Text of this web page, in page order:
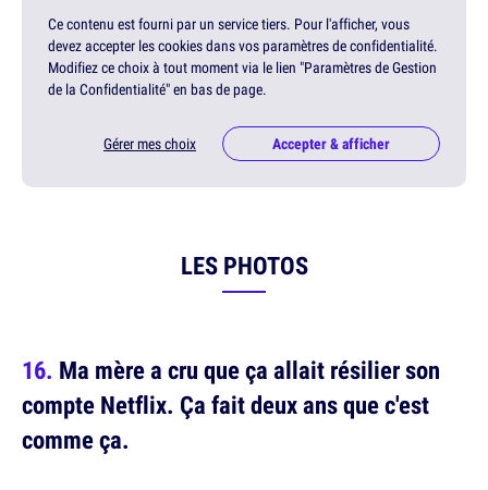
Ce contenu est fourni par un service tiers. Pour l'afficher, vous
devez accepter les cookies dans vos paramètres de confidentialité.
Modifiez ce choix à tout moment via le lien "Paramètres de Gestion
de la Confidentialité" en bas de page.
Gérer mes choix Accepter & afficher
LES PHOTOS
Ma mère a cru que ça allait résilier son
compte Netflix. Ça fait deux ans que c'est
comme ça.